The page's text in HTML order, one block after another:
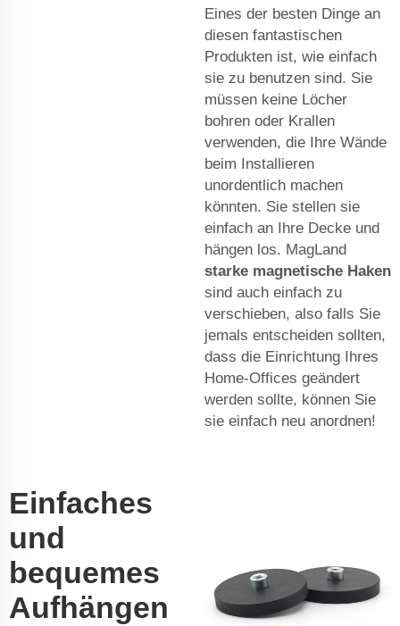
Eines der besten Dinge an
diesen fantastischen
Produkten ist, wie einfach
sie zu benutzen sind. Sie
müssen keine Löcher
bohren oder Krallen
verwenden, die Ihre Wände
beim Installieren
unordentlich machen
könnten. Sie stellen sie
einfach an Ihre Decke und
hängen los. MagLand
starke magnetische Haken
sind auch einfach zu
verschieben, also falls Sie
jemals entscheiden sollten,
dass die Einrichtung Ihres
Home-Offices geändert
werden sollte, können Sie
sie einfach neu anordnen!
Einfaches
und
bequemes
Aufhängen